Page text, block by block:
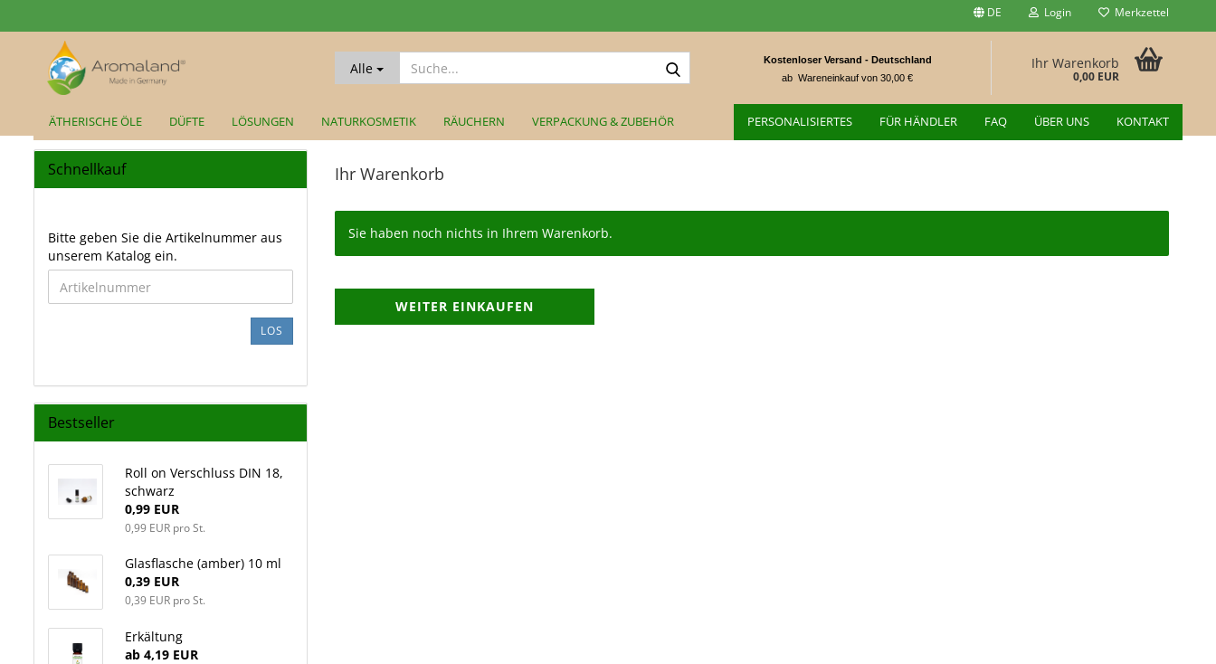
DE Login Merkzettel
Alle
Kostenloser Versand - Deutschland
ab Wareneinkauf von 30,00 €
Ihr Warenkorb
0,00 EUR
ÄTHERISCHE ÖLE DÜFTE LÖSUNGEN NATURKOSMETIK RÄUCHERN VERPACKUNG & ZUBEHÖR PERSONALISIERTES FÜR HÄNDLER FAQ ÜBER UNS KONTAKT
Ihr Warenkorb
Sie haben noch nichts in Ihrem Warenkorb.
WEITER EINKAUFEN
Schnellkauf
BITTE
GEBEN
SIE
DIE
ARTIKELNUMMER
EIN.
Bitte geben Sie die Artikelnummer aus
unserem Katalog ein.
LOS
Bestseller
Roll on Verschluss DIN 18,
schwarz
0,99 EUR
0,99 EUR pro St.
Glasflasche (amber) 10 ml
0,39 EUR
0,39 EUR pro St.
Erkältung
ab 4,19 EUR